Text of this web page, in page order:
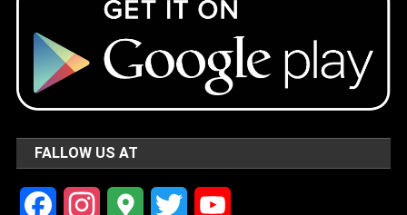
FALLOW US AT
FacebookInstagramGoogle Twitter